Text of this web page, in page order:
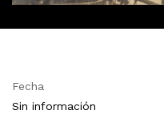
Fecha
Sin información